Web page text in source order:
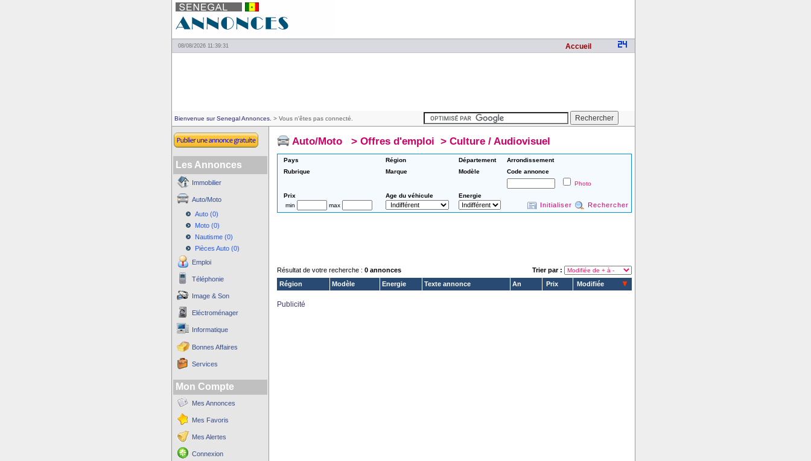
08/08/2026 11:39:31 Accueil
Bienvenue sur Senegal Annonces. > Vous n'êtes pas connecté.
Les Annonces
Immobilier
Auto/Moto
Auto (0)
Moto (0)
Nautisme (0)
Pièces Auto (0)
Emploi
Téléphonie
Image & Son
Eléctroménager
Informatique
Bonnes Affaires
Services
Mon Compte
Mes Annonces
Mes Favoris
Mes Alertes
Connexion
Auto/Moto > Offres d'emploi > Culture / Audiovisuel
Pays Région Département
Arrondissement
Rubrique
Marque Modèle
Code annonce
Photo
Prix
Age du véhicule
Energie
min
max Initialiser Rechercher
Résultat de votre recherche : 0 annonces
Trier par :
Région
Modèle Energie Texte annonce An Prix Modifiée
Publicité